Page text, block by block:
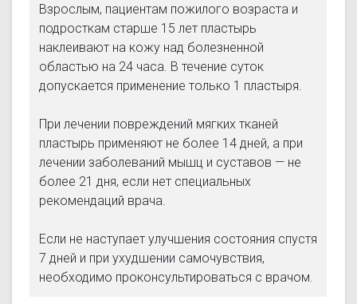
Взрослым, пациентам пожилого возраста и
подросткам старше 15 лет пластырь
наклеивают на кожу над болезненной
областью на 24 часа. В течение суток
допускается применение только 1 пластыря.
При лечении повреждений мягких тканей
пластырь применяют не более 14 дней, а при
лечении заболеваний мышц и суставов — не
более 21 дня, если нет специальных
рекомендаций врача.
Если не наступает улучшения состояния спустя
7 дней и при ухудшении самочувствия,
необходимо проконсультироваться с врачом.